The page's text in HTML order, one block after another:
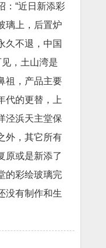
：“近日新添彩
璃上，后置炉
久不退，中国
，土山湾是
祖，产品主要
代的更替，上
泾浜天主堂保
外，其它所有
原或是新添了
的彩绘玻璃完
没有制作和生